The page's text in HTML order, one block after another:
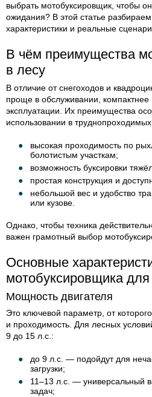
выбрать мотобуксировщик, чтобы
ожидания? В этой статье
характеристики и реальные
В чём преимущества
в лесу
В отличие от снегоходов и
проще в обслуживании,
эксплуатации. Их преимущества
использовании в
высокая проходимость по
болотистым участкам;
возможность буксировки
простая конструкция и
небольшой вес и удобство
или кузове.
Однако, чтобы техника
важен грамотный выбор
Основные
мотобуксировщика
Мощность двигателя
Это ключевой параметр, от
и проходимость. Для лесных
9 до 15 л.с.:
до 9 л.с. — подойдут для
загрузки;
11–13 л.с. — универсальный
задач;